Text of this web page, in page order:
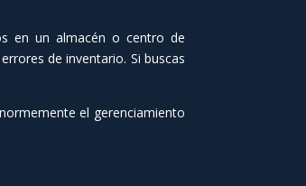
en un almacén o centro de
de inventario. Si buscas
el gerenciamiento